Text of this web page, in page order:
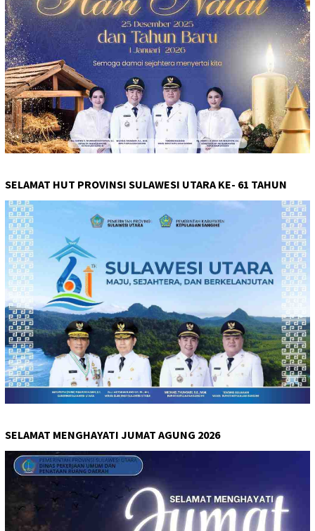
SELAMAT HUT PROVINSI SULAWESI UTARA KE- 61 TAHUN
SELAMAT MENGHAYATI JUMAT AGUNG 2026